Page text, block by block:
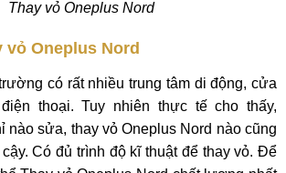
Thay vỏ Oneplus Nord
Oneplus Nord
có rất nhiều trung tâm di động, cửa
thoại. Tuy nhiên thực tế cho thấy,
nào sửa, thay vỏ Oneplus Nord nào cũng
Có đủ trình độ kĩ thuật để thay vỏ. Để